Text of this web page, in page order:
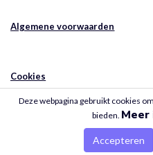
Algemene voorwaarden
Cookies
Deze webpagina gebruikt cookies
bieden.
Accepteren